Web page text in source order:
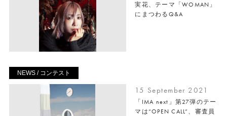
実花、テーマ「WOMAN」
にまつわるQ&A
NEWS / コンテスト
15 September 2021
「IMA next」第27弾のテー
マは“OPEN CALL”、審査員